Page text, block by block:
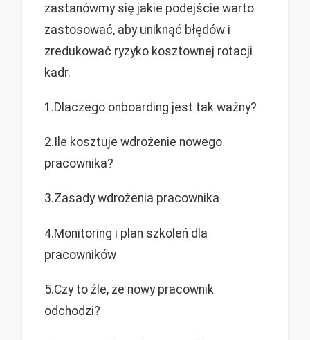
zastanówmy się jakie podejście warto
zastosować, aby uniknąć błędów i
zredukować ryzyko kosztownej rotacji
kadr.
1.Dlaczego onboarding jest tak ważny?
2.Ile kosztuje wdrożenie nowego
pracownika?
3.Zasady wdrożenia pracownika
4.Monitoring i plan szkoleń dla
pracowników
5.Czy to źle, że nowy pracownik
odchodzi?